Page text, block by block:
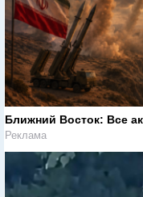
Ближний Восток: Все
Реклама